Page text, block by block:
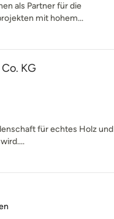
als Partner für die
mit hohem...
KG
5 Sternen
für echtes Holz und
von 5 Sternen